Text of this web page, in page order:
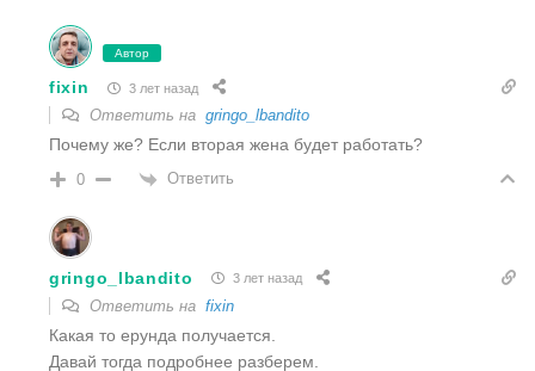
Автор
fixin 3 лет назад
Ответить на gringo_lbandito
Почему же? Если вторая жена будет работать?
0 Ответить
gringo_lbandito 3 лет назад
Ответить на fixin
Какая то ерунда получается.
Давай тогда подробнее разберем.